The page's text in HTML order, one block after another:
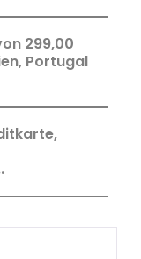
299,00
Portugal